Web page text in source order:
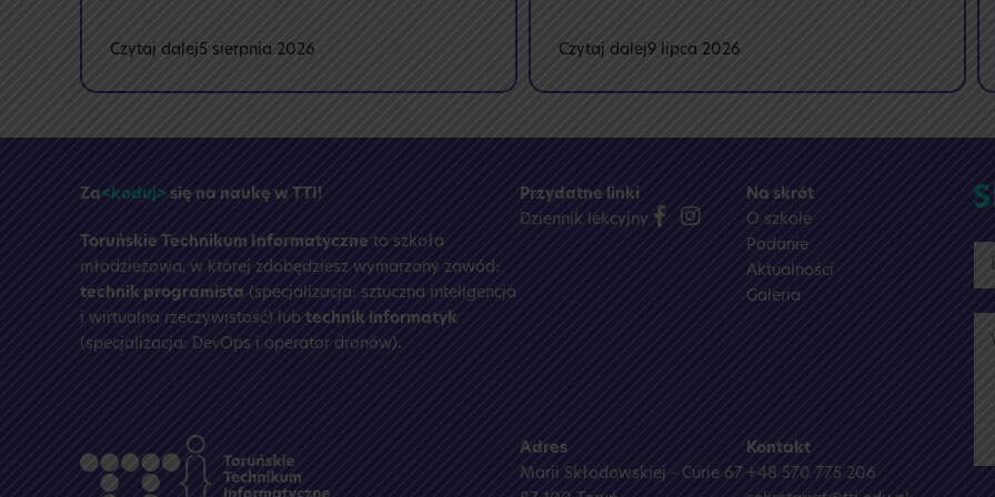
Czytaj dalej:5 sierpnia 2026 Czytaj dalej:9 lipca 2026
Za<koduj> się na naukę w TTI!
Toruńskie Technikum Informatyczne to szkoła
młodzieżowa, w której zdobędziesz wymarzony zawód:
technik programista (specjalizacja: sztuczna inteligencja
i wirtualna rzeczywistość) lub technik informatyk
(specjalizacja: DevOps i operator dronów).
Przydatne linki
Dziennik lekcyjny
Adres
Marii Skłodowskiej - Curie 67
Na skrót
O szkole
Podanie
Aktualności
Galeria
Kontakt
+48 570 775 206